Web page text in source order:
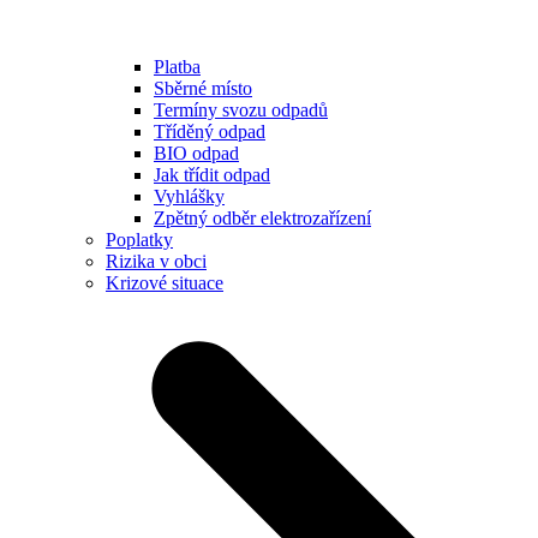
Platba
Sběrné místo
Termíny svozu odpadů
Tříděný odpad
BIO odpad
Jak třídit odpad
Vyhlášky
Zpětný odběr elektrozařízení
Poplatky
Rizika v obci
Krizové situace